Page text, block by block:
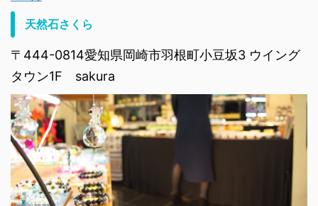
天然石さくら
〒444-0814愛知県岡崎市羽根町小豆坂3 ウイング
タウン1F sakura